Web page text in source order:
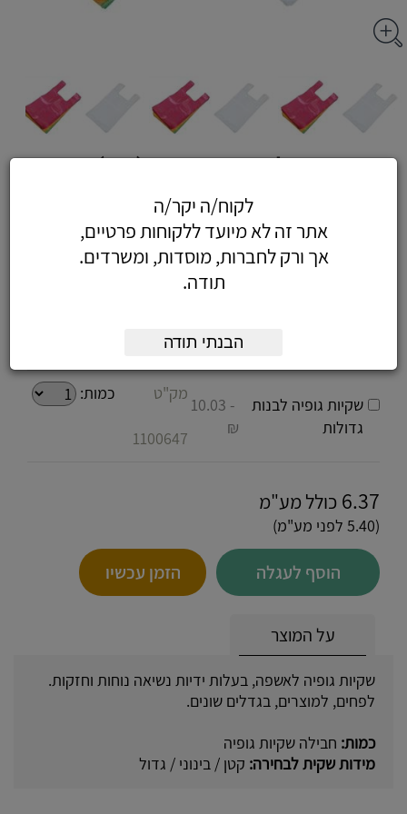
ניילון גופיה צבעוני (קטן)
אפשרויות:
₪
1100646
שקיות גופיה לבנות
גדולות
- 10.03
₪
מק"ט
1100647
כמות:
6.37 כולל מע"מ
(5.40 לפני מע"מ)
הוסף לעגלה הזמן עכשיו
על המוצר
שקיות גופיה לאשפה, בעלות ידיות נשיאה נוחות וחזקות.
לפחים, למוצרים, בגדלים שונים.
כמות: חבילה שקיות גופיה
מידות שקית לבחירה: קטן / בינוני / גדול
לקוח/ה יקר/ה
אתר זה לא מיועד ללקוחות פרטיים,
אך ורק לחברות, מוסדות, ומשרדים.
תודה.
הבנתי תודה